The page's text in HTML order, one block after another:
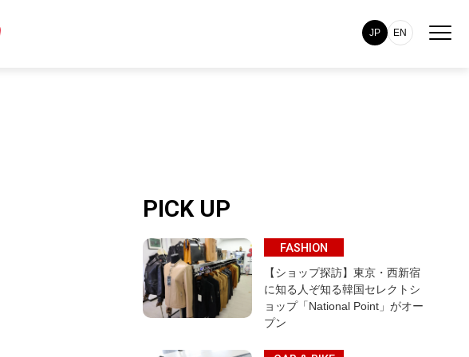
JP EN
PICK UP
FASHION
【ショップ探訪】東京・西新宿
に知る人ぞ知る韓国セレクトシ
ョップ「National Point」がオー
プン